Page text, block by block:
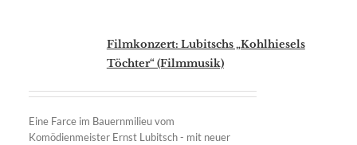
Filmkonzert: Lubitschs „Kohlhiesels
Töchter“ (Filmmusik)
Eine Farce im Bauernmilieu vom
Komödienmeister Ernst Lubitsch - mit neuer